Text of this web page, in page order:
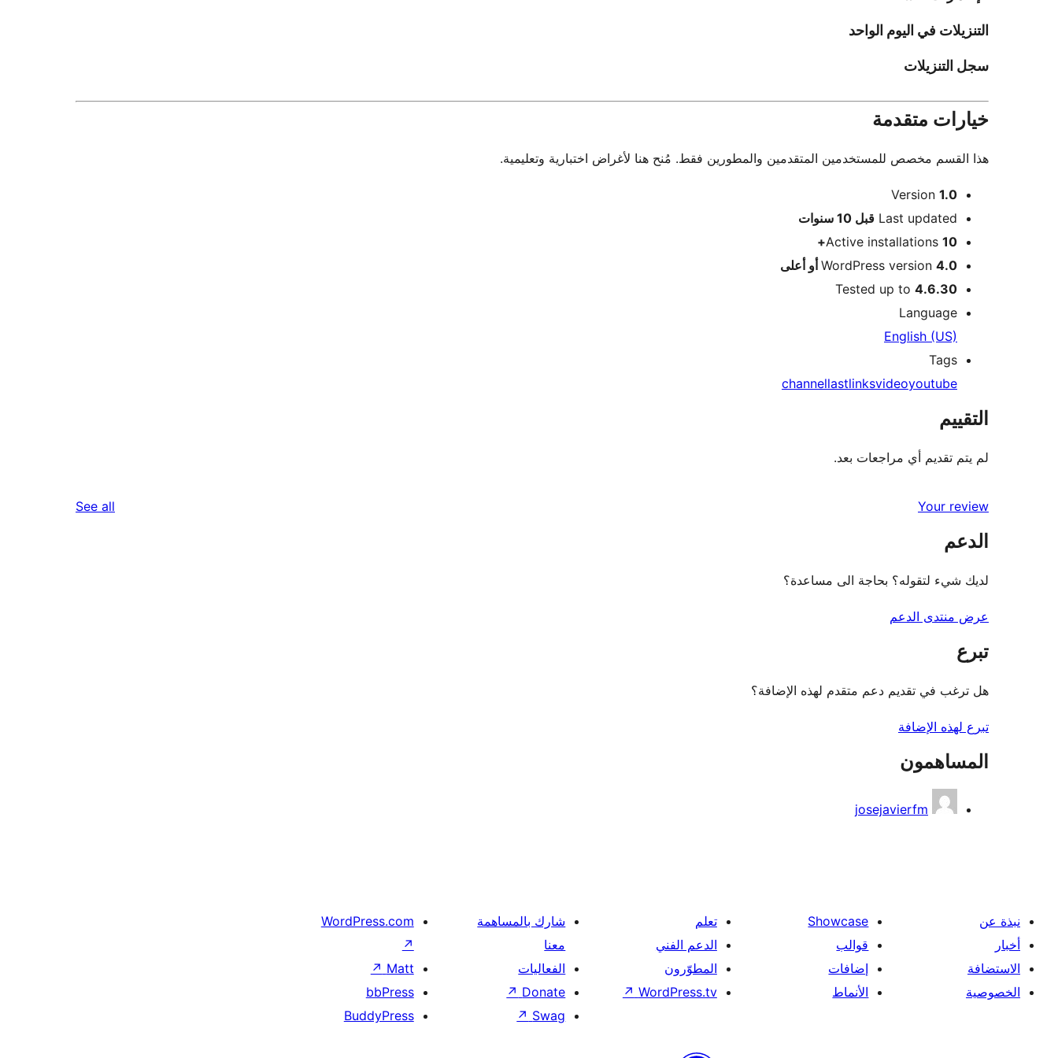
التنزيلات في اليوم الواحد
سجل التنزيلات
خيارات متقدمة
هذا القسم مخصص للمستخدمين المتقدمين والمطورين فقط. مُنح هنا لأغراض اختبارية وتعليمية.
ميتا
Meta
Version 1.0
Last updated قبل 10 سنوات
Active installations 10+
WordPress version 4.0 أو أعلى
Tested up to 4.6.30
Language
English (US)
Tags
channellastlinksvideoyoutube
التقييم
لم يتم تقديم أي مراجعات بعد.
Your review
See all
الدعم
لديك شيء لتقوله؟ بحاجة الى مساعدة؟
عرض منتدى الدعم
تبرع
هل ترغب في تقديم دعم متقدم لهذه الإضافة؟
تبرع لهذه الإضافة
المساهمون
josejavierfm
نبذة عن
أخبار
الاستضافة
الخصوصية
Showcase
قوالب
إضافات
الأنماط
تعلم
الدعم الفني
المطوّرون
WordPress.tv
↗
شارك بالمساهمة
معنا
الفعاليات
Donate
↗
Swag
↗
WordPress.com
↗
Matt
↗
bbPress
BuddyPress